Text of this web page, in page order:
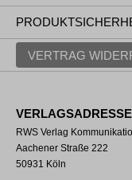
VERTRAG
VERLAGSADRESSE
RWS Verlag
Aachener Straße 222
50931 Köln